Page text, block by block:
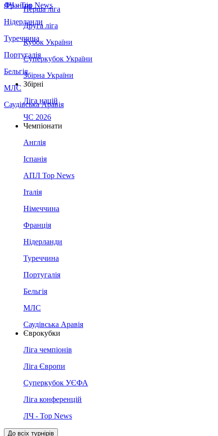
Франція
Нідерланди
Туреччина
Португалія
Бельгія
МЛС
Саудівська Аравія
ЛЧ - Top News
Перша ліга
Друга ліга
Кубок України
Суперкубок України
Збірна України
Збірні
Ліга націй
ЧС 2026
Чемпіонати
Англія
Іспанія
АПЛ Top News
Італія
Німеччина
Франція
Нідерланди
Туреччина
Португалія
Бельгія
МЛС
Саудівська Аравія
Єврокубки
Ліга чемпіонів
Ліга Європи
Суперкубок УЄФА
Ліга конференцій
ЛЧ - Top News
До всіх турнірів